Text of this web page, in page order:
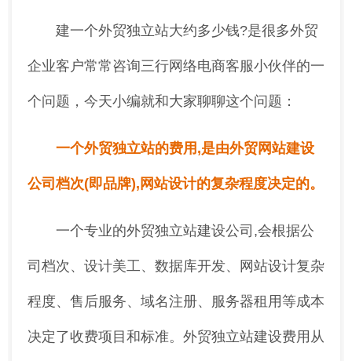
建一个外贸独立站大约多少钱?是很多外贸
企业客户常常咨询三行网络电商客服小伙伴的一
个问题，今天小编就和大家聊聊这个问题：
一个外贸独立站的费用,是由外贸网站建设
公司档次(即品牌),网站设计的复杂程度决定的。
一个专业的外贸独立站建设公司,会根据公
司档次、设计美工、数据库开发、网站设计复杂
程度、售后服务、域名注册、服务器租用等成本
决定了收费项目和标准。外贸独立站建设费用从